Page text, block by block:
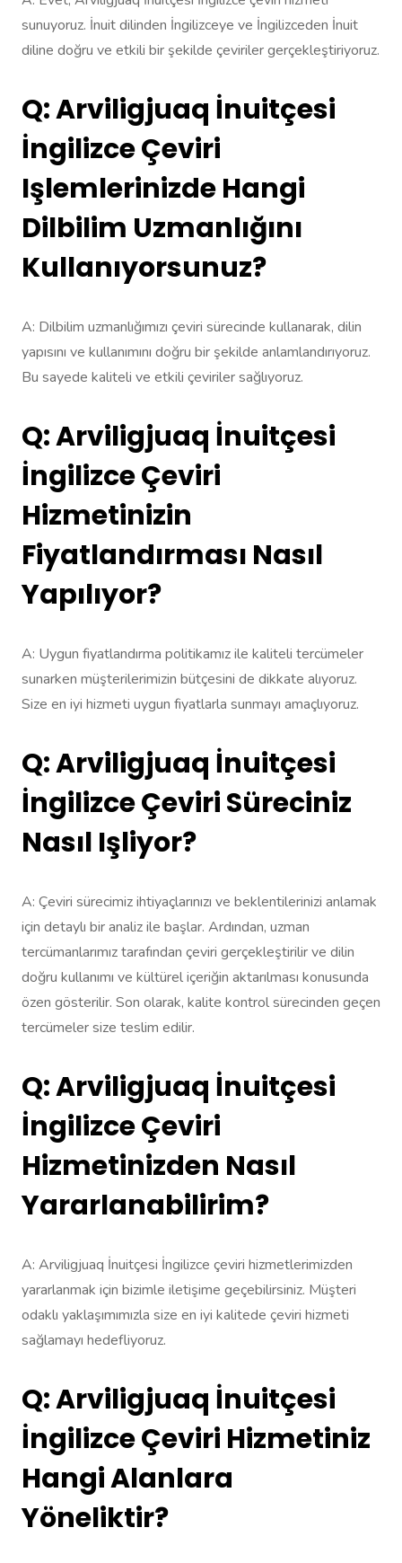
sunuyoruz. İnuit dilinden İngilizceye ve İngilizceden İnuit
diline doğru ve etkili bir şekilde çeviriler gerçekleştiriyoruz.
Q: Arviligjuaq İnuitçesi
İngilizce Çeviri
Işlemlerinizde Hangi
Dilbilim Uzmanlığını
Kullanıyorsunuz?
A: Dilbilim uzmanlığımızı çeviri sürecinde kullanarak, dilin
yapısını ve kullanımını doğru bir şekilde anlamlandırıyoruz.
Bu sayede kaliteli ve etkili çeviriler sağlıyoruz.
Q: Arviligjuaq İnuitçesi
İngilizce Çeviri
Hizmetinizin
Fiyatlandırması Nasıl
Yapılıyor?
A: Uygun fiyatlandırma politikamız ile kaliteli tercümeler
sunarken müşterilerimizin bütçesini de dikkate alıyoruz.
Size en iyi hizmeti uygun fiyatlarla sunmayı amaçlıyoruz.
Q: Arviligjuaq İnuitçesi
İngilizce Çeviri Süreciniz
Nasıl Işliyor?
A: Çeviri sürecimiz ihtiyaçlarınızı ve beklentilerinizi anlamak
için detaylı bir analiz ile başlar. Ardından, uzman
tercümanlarımız tarafından çeviri gerçekleştirilir ve dilin
doğru kullanımı ve kültürel içeriğin aktarılması konusunda
özen gösterilir. Son olarak, kalite kontrol sürecinden geçen
tercümeler size teslim edilir.
Q: Arviligjuaq İnuitçesi
İngilizce Çeviri
Hizmetinizden Nasıl
Yararlanabilirim?
A: Arviligjuaq İnuitçesi İngilizce çeviri hizmetlerimizden
yararlanmak için bizimle iletişime geçebilirsiniz. Müşteri
odaklı yaklaşımımızla size en iyi kalitede çeviri hizmeti
sağlamayı hedefliyoruz.
Q: Arviligjuaq İnuitçesi
İngilizce Çeviri Hizmetiniz
Hangi Alanlara
Yöneliktir?